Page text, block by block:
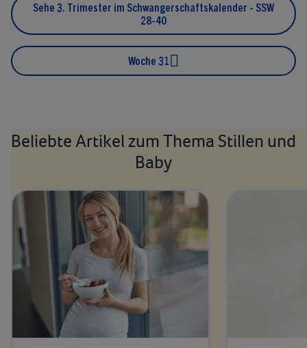
Sehe 3. Trimester im Schwangerschaftskalender - SSW
28-40
Woche 31
Beliebte Artikel zum Thema Stillen und
Baby